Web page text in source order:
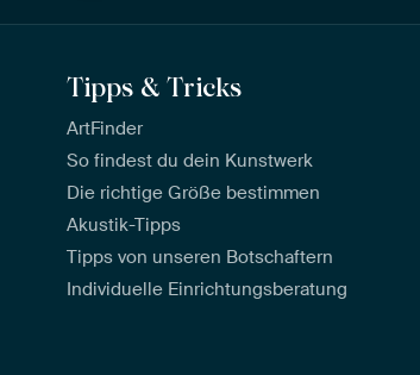
Tipps & Tricks
ArtFinder
So findest du dein Kunstwerk
Die richtige Größe bestimmen
Akustik-Tipps
Tipps von unseren Botschaftern
Individuelle Einrichtungsberatung